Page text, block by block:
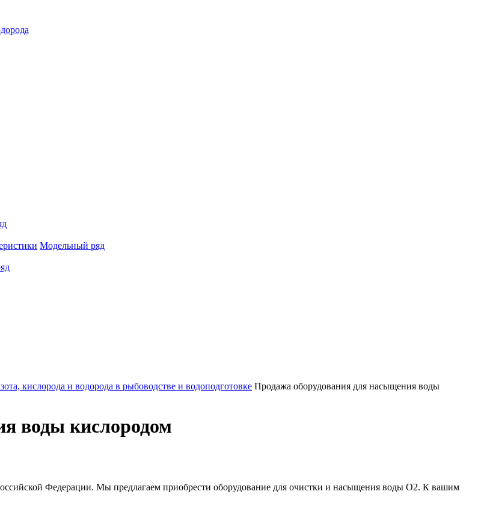
Модельный ряд
кислорода и водорода в рыбоводстве и водоподготовке Продажа оборудования для насыщения воды
воды кислородом
Федерации. Мы предлагаем приобрести оборудование для очистки и насыщения воды O2. К вашим